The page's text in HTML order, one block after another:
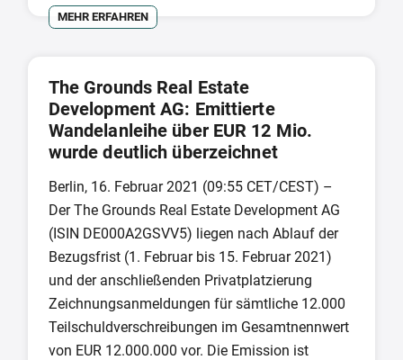
MEHR ERFAHREN
The Grounds Real Estate
Development AG: Emittierte
Wandelanleihe über EUR 12 Mio.
wurde deutlich überzeichnet
Berlin, 16. Februar 2021 (09:55 CET/CEST) –
Der The Grounds Real Estate Development AG
(ISIN DE000A2GSVV5) liegen nach Ablauf der
Bezugsfrist (1. Februar bis 15. Februar 2021)
und der anschließenden Privatplatzierung
Zeichnungsanmeldungen für sämtliche 12.000
Teilschuldverschreibungen im Gesamtnennwert
von EUR 12.000.000 vor. Die Emission ist